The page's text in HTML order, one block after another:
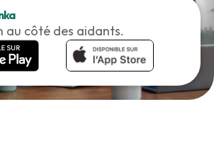
au côté des aidants.